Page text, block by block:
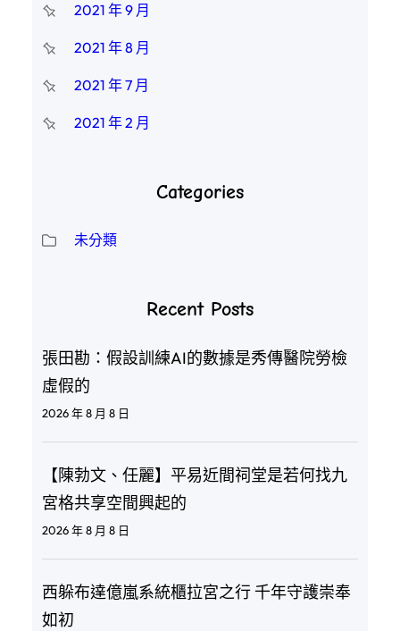
2021 年 9 月
2021 年 8 月
2021 年 7 月
2021 年 2 月
Categories
未分類
Recent Posts
張田勘：假設訓練AI的數據是秀傳醫院勞檢
虛假的
2026 年 8 月 8 日
【陳勃文、任麗】平易近間祠堂是若何找九
宮格共享空間興起的
2026 年 8 月 8 日
西躲布達億嵐系統櫃拉宮之行 千年守護崇奉
如初